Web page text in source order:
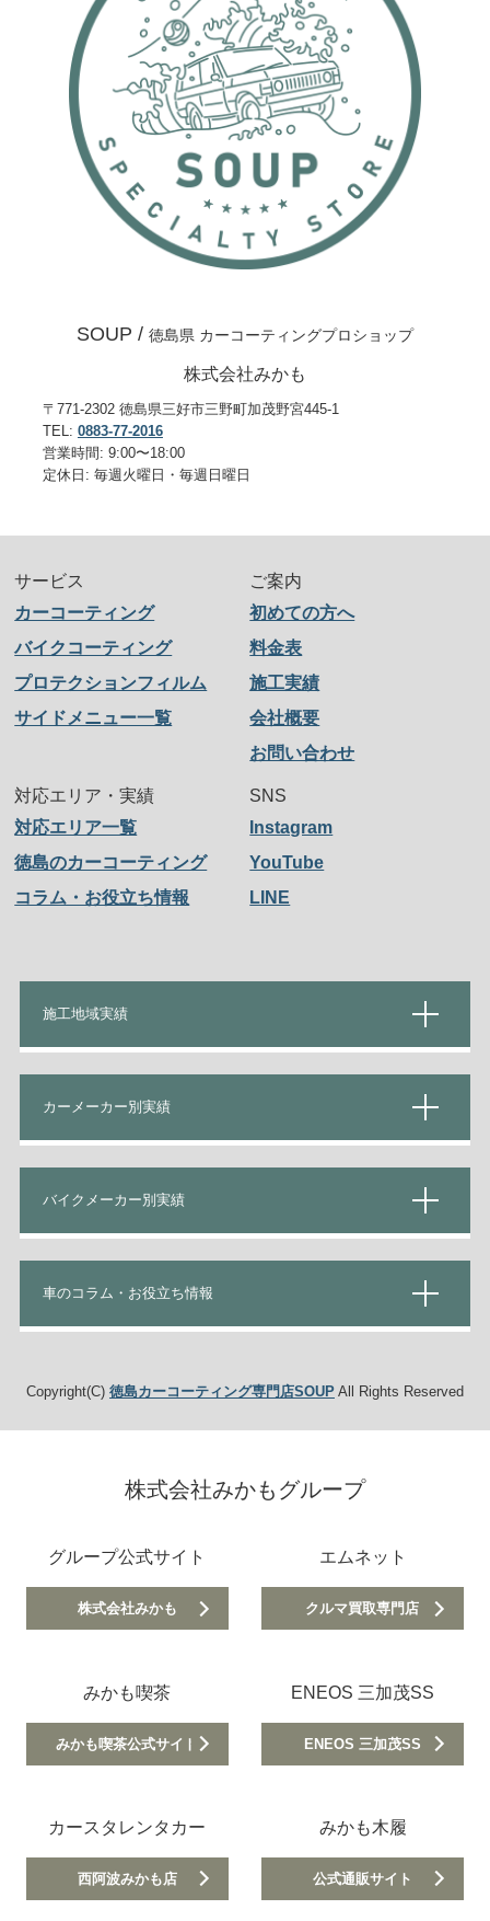
SOUP / 徳島県 カーコーティングプロショップ
株式会社みかも
〒771-2302 徳島県三好市三野町加茂野宮445-1
TEL: 0883-77-2016
営業時間: 9:00〜18:00
定休日: 毎週火曜日・毎週日曜日
サービス
カーコーティング
バイクコーティング
プロテクションフィルム
サイドメニュー一覧
ご案内
初めての方へ
料金表
施工実績
会社概要
お問い合わせ
対応エリア・実績
対応エリア一覧
徳島のカーコーティング
コラム・お役立ち情報
SNS
Instagram
YouTube
LINE
施工地域実績
カーメーカー別実績
バイクメーカー別実績
車のコラム・お役立ち情報
Copyright(C) 徳島カーコーティング専門店SOUPAll Rights Reserved
株式会社みかもグループ
グループ公式サイト
株式会社みかも
エムネット
クルマ買取専門店
みかも喫茶
みかも喫茶公式サイト
ENEOS 三加茂SS
ENEOS 三加茂SS
カースタレンタカー
西阿波みかも店
みかも木履
公式通販サイト